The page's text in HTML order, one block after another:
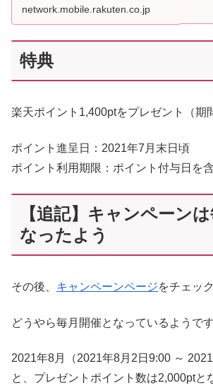
network.mobile.rakuten.co.jp
特典
楽天ポイント1,400ptをプレゼント（期
ポイント進呈日：2021年7月末日頃
ポイント利用期限：ポイント付与日を
【追記】キャンペーン
なったよう
その後、 キャンペーンページをチェッ
どうやら毎月開催となっているようです
2021年8月（2021年8月2日9:00 ～
と、プレゼントポイント数は2,000ptと